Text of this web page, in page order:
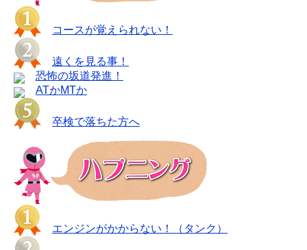
コースが覚えられない！
遠くを見る事！
恐怖の坂道発進！
ATかMTか
卒検で落ちた方へ
エンジンがかからない！（タンク）